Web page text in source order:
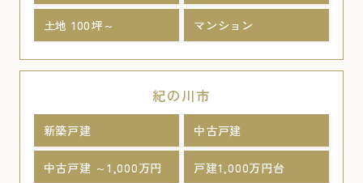
土地 100坪～ マンション
紀の川市
新築戸建 中古戸建
中古戸建 ～1,000万円 戸建1,000万円台